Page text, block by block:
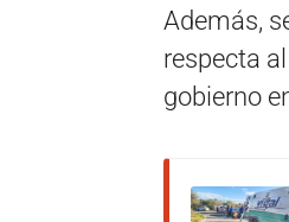
Además,
respecta
gobierno